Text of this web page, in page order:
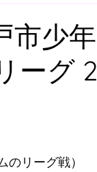
ゴスクール
市少
ーグ
リーグ戦）